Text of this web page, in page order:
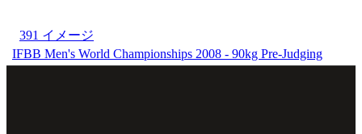
391 イメージ
IFBB Men's World Championships 2008 - 90kg Pre-Judging